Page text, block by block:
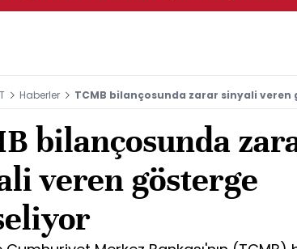
Haberler TCMB bilançosunda zarar sinyali veren
bilançosunda
veren gösterge